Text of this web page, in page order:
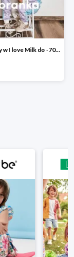
Black Friday w I love Milk do -70%